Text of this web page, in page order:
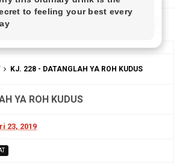
KJ. 228 - DATANGLAH YA ROH KUDUS
YA ROH KUDUS
23, 2019